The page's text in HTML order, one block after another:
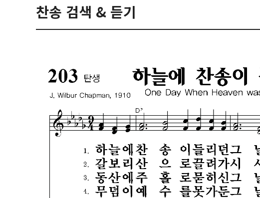
찬송 검색 & 듣기